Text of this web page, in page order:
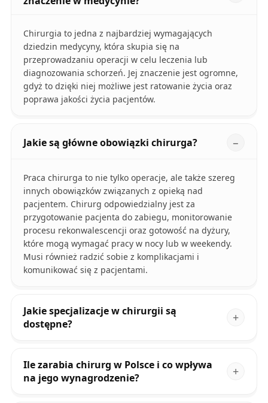
Chirurgia to jedna z najbardziej wymagających
dziedzin medycyny, która skupia się na
przeprowadzaniu operacji w celu leczenia lub
diagnozowania schorzeń. Jej znaczenie jest ogromne,
gdyż to dzięki niej możliwe jest ratowanie życia oraz
poprawa jakości życia pacjentów.
Jakie są główne obowiązki chirurga?
Praca chirurga to nie tylko operacje, ale także szereg
innych obowiązków związanych z opieką nad
pacjentem. Chirurg odpowiedzialny jest za
przygotowanie pacjenta do zabiegu, monitorowanie
procesu rekonwalescencji oraz gotowość na dyżury,
które mogą wymagać pracy w nocy lub w weekendy.
Musi również radzić sobie z komplikacjami i
komunikować się z pacjentami.
Jakie specjalizacje w chirurgii są
dostępne?
Ile zarabia chirurg w Polsce i co wpływa
na jego wynagrodzenie?